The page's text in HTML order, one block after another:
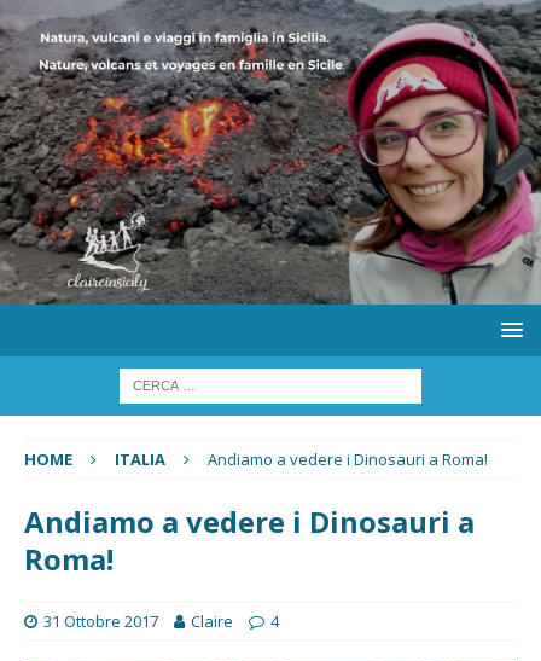
HOME ITALIA Andiamo a vedere i Dinosauri a Roma!
Andiamo a vedere i Dinosauri a
Roma!
31 Ottobre 2017 Claire 4